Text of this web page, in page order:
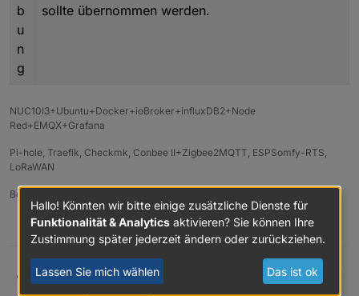
b
u
n
g
sollte übernommen werden.
NUC10I3+Ubuntu+Docker+ioBroker+influxDB2+Node
Red+EMQX+Grafana
Pi-hole, Traefik, Checkmk, Conbee II+Zigbee2MQTT, ESPSomfy-RTS,
LoRaWAN
Benutzt das Voting im Beitrag, wenn er euch geholfen hat.
1
Marc Berg
H
Hallo! Könnten wir bitte einige zusätzliche Dienste für
Funktionalität & Analytics aktivieren? Sie können Ihre
Zustimmung später jederzeit ändern oder zurückziehen.
Lassen Sie mich wählen Das ist ok